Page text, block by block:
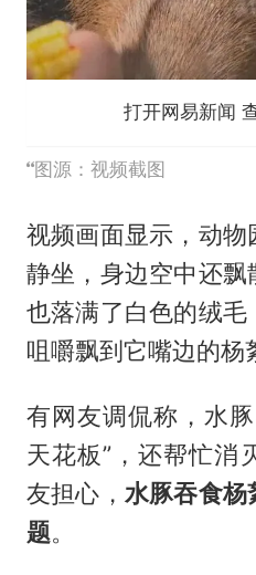
打开网易新闻
图源：视频截图
视频画面显示，动
静坐，身边空中还
也落满了白色的绒
咀嚼飘到它嘴边的杨
有网友调侃称，水
天花板”，还帮忙消
友担心， 水豚吞食杨
题。